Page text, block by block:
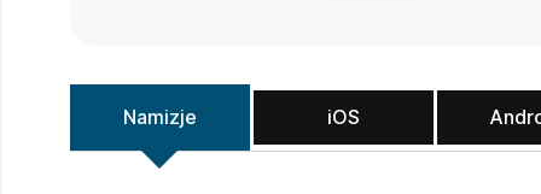
Namizje iOS